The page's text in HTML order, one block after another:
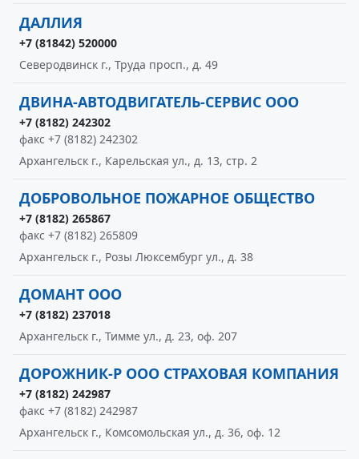
ДАЛЛИЯ
+7 (81842) 520000
Северодвинск г., Труда просп., д. 49
ДВИНА-АВТОДВИГАТЕЛЬ-СЕРВИС ООО
+7 (8182) 242302
факс +7 (8182) 242302
Архангельск г., Карельская ул., д. 13, стр. 2
ДОБРОВОЛЬНОЕ ПОЖАРНОЕ ОБЩЕСТВО
+7 (8182) 265867
факс +7 (8182) 265809
Архангельск г., Розы Люксембург ул., д. 38
ДОМАНТ ООО
+7 (8182) 237018
Архангельск г., Тимме ул., д. 23, оф. 207
ДОРОЖНИК-Р ООО СТРАХОВАЯ КОМПАНИЯ
+7 (8182) 242987
факс +7 (8182) 242987
Архангельск г., Комсомольская ул., д. 36, оф. 12